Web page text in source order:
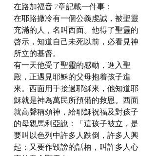
在路加福音 2章記載一件事：
在耶路撒冷有一個公義虔誠，被聖靈
充滿的人，名叫西面。他得了聖靈的
啓示，知道自己未死以前，必看見神
所立的基督。
有一天他受了聖靈的感動，進入聖
殿，正遇見耶穌的父母抱着孩子進
來。西面用手接過耶穌來，他知道耶
穌就是神為萬民所預備的救恩。西面
就高聲稱頌神，給耶穌祝福及對孩子
的母親馬利亞說：「這孩子被立，是
要叫以色列中許多人跌倒，許多人興
起；又要作毀謗的話柄，叫許多人心